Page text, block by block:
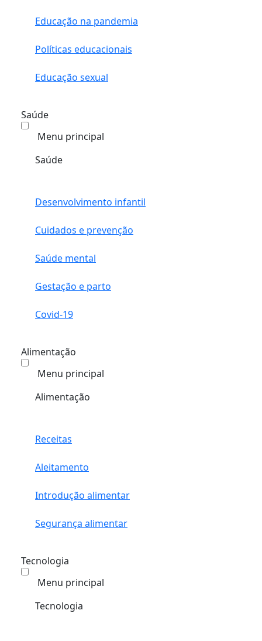
Educação na pandemia
Políticas educacionais
Educação sexual
Saúde
Menu principal
Saúde
Desenvolvimento infantil
Cuidados e prevenção
Saúde mental
Gestação e parto
Covid-19
Alimentação
Menu principal
Alimentação
Receitas
Aleitamento
Introdução alimentar
Segurança alimentar
Tecnologia
Menu principal
Tecnologia